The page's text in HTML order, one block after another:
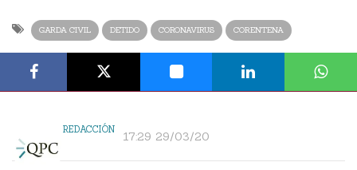
GARDA CIVIL DETIDO CORONAVIRUS CORENTENA
REDACCIÓN 17:29 29/03/20